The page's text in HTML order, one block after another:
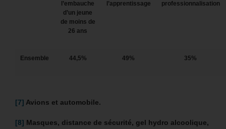
l’embauche
d’un jeune
de moins de
26 ans
l’apprentissage
professionnalisation
Ensemble 44,5% 49% 35%
[7] Avions et automobile.
[8] Masques, distance de sécurité, gel hydro alcoolique,